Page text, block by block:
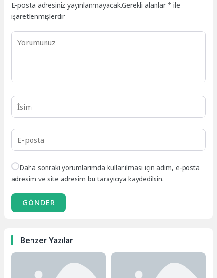
E-posta adresiniz yayınlanmayacak.Gerekli alanlar* ile
işaretlenmişlerdir
Daha sonraki yorumlarımda kullanılması için adım, e-posta
adresim ve site adresim bu tarayıcıya kaydedilsin.
GÖNDER
Benzer Yazılar